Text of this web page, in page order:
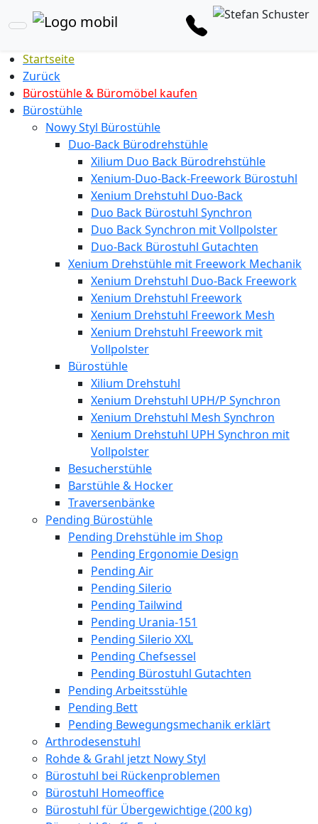
Startseite
Zurück
Bürostühle & Büromöbel kaufen
Bürostühle
Nowy Styl Bürostühle
Duo-Back Bürodrehstühle
Xilium Duo Back Bürodrehstühle
Xenium-Duo-Back-Freework Bürostuhl
Xenium Drehstuhl Duo-Back
Duo Back Bürostuhl Synchron
Duo Back Synchron mit Vollpolster
Duo-Back Bürostuhl Gutachten
Xenium Drehstühle mit Freework Mechanik
Xenium Drehstuhl Duo-Back Freework
Xenium Drehstuhl Freework
Xenium Drehstuhl Freework Mesh
Xenium Drehstuhl Freework mit
Vollpolster
Bürostühle
Xilium Drehstuhl
Xenium Drehstuhl UPH/P Synchron
Xenium Drehstuhl Mesh Synchron
Xenium Drehstuhl UPH Synchron mit
Vollpolster
Besucherstühle
Barstühle & Hocker
Traversenbänke
Pending Bürostühle
Pending Drehstühle im Shop
Pending Ergonomie Design
Pending Air
Pending Silerio
Pending Tailwind
Pending Urania-151
Pending Silerio XXL
Pending Chefsessel
Pending Bürostuhl Gutachten
Pending Arbeitsstühle
Pending Bett
Pending Bewegungsmechanik erklärt
Arthrodesenstuhl
Rohde & Grahl jetzt Nowy Styl
Bürostuhl bei Rückenproblemen
Bürostuhl Homeoffice
Bürostuhl für Übergewichtige (200 kg)